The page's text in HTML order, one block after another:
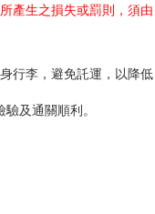
產生之損失或罰則，須由
行李，避免託運，以降低
及通關順利。